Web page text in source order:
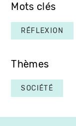
Mots clés
RÉFLEXION
Thèmes
SOCIÉTÉ